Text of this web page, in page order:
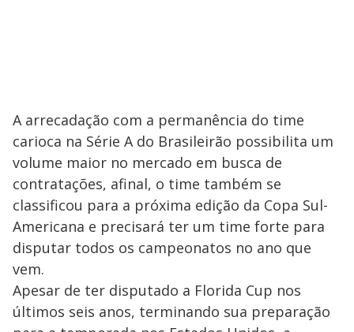
A arrecadação com a permanência do time
carioca na Série A do Brasileirão possibilita um
volume maior no mercado em busca de
contratações, afinal, o time também se
classificou para a próxima edição da Copa Sul-
Americana e precisará ter um time forte para
disputar todos os campeonatos no ano que
vem.
Apesar de ter disputado a Florida Cup nos
últimos seis anos, terminando sua preparação